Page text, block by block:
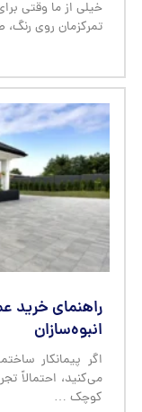
خیلی از ما وقتی
تمرکزمان روی
راهنمای خرید
انبوه‌سازان
اگر پیمانکار
می‌کنید، احتمالاً
کوچک …